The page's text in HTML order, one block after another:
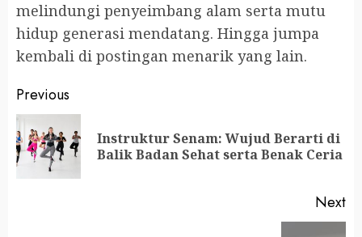
melindungi penyeimbang alam serta mutu
hidup generasi mendatang. Hingga jumpa
kembali di postingan menarik yang lain.
Continue
Reading
Previous
Instruktur Senam: Wujud Berarti di
Balik Badan Sehat serta Benak Ceria
Next